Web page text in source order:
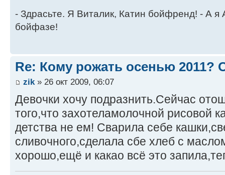
- Здрасьте. Я Виталик, Катин бойфренд! - А я
бойфазе!
Re: Кому рожать осенью 2011?
zik » 26 окт 2009, 06:07
Девочки хочу подразнить.Сейчас
того,что захотеламолочной рисовой
детства не ем! Сварила себе
сливочного,сделала сбе хлеб с
хорошо,ещё и какао всё это